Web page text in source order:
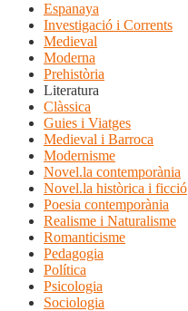
Espanaya
Investigació i Corrents
Medieval
Moderna
Prehistòria
Literatura
Clàssica
Guies i Viatges
Medieval i Barroca
Modernisme
Novel.la contemporània
Novel.la històrica i ficció
Poesia contemporània
Realisme i Naturalisme
Romanticisme
Pedagogia
Política
Psicologia
Sociologia